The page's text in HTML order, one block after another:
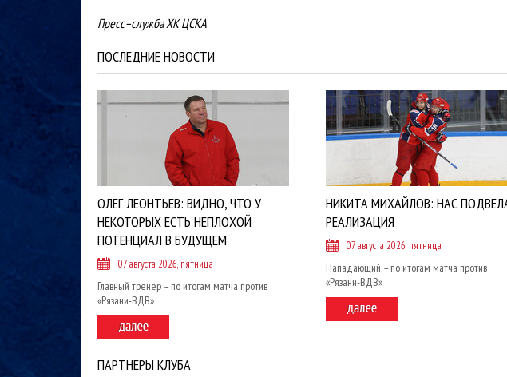
Пресс–служба ХК ЦСКА
ПОСЛЕДНИЕ НОВОСТИ
ОЛЕГ ЛЕОНТЬЕВ: ВИДНО, ЧТО У
НЕКОТОРЫХ ЕСТЬ НЕПЛОХОЙ
ПОТЕНЦИАЛ В БУДУЩЕМ
07 августа 2026, пятница
Главный тренер – по итогам матча против
«Рязани-ВДВ»
НИКИТА МИХАЙЛОВ: НАС
РЕАЛИЗАЦИЯ
07 августа 2026, пятница
Нападающий – по итогам матча против
«Рязани-ВДВ»
ПАРТНЕРЫ КЛУБА